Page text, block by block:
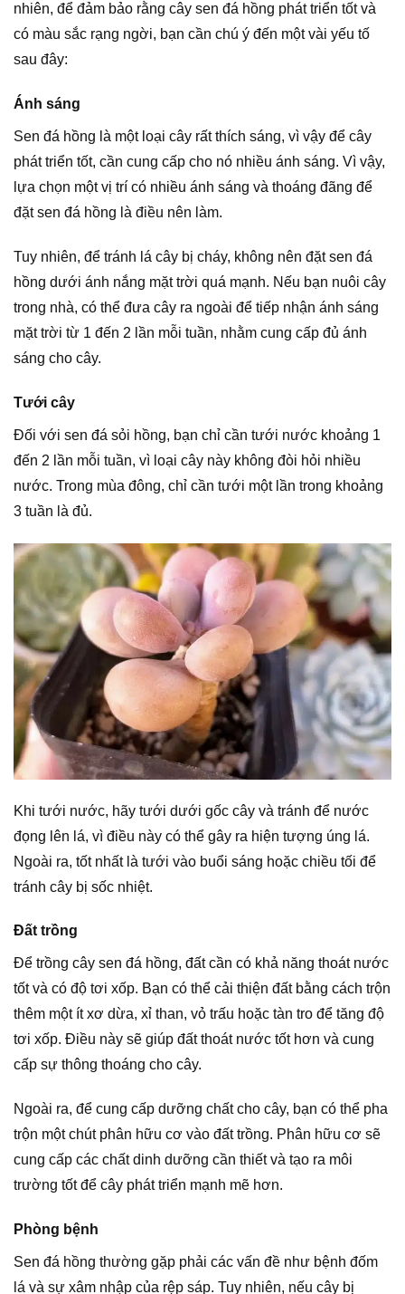
nhiên, để đảm bảo rằng cây sen đá hồng phát triển tốt và
có màu sắc rạng ngời, bạn cần chú ý đến một vài yếu tố
sau đây:
Ánh sáng
Sen đá hồng là một loại cây rất thích sáng, vì vậy để cây
phát triển tốt, cần cung cấp cho nó nhiều ánh sáng. Vì vậy,
lựa chọn một vị trí có nhiều ánh sáng và thoáng đãng để
đặt sen đá hồng là điều nên làm.
Tuy nhiên, để tránh lá cây bị cháy, không nên đặt sen đá
hồng dưới ánh nắng mặt trời quá mạnh. Nếu bạn nuôi cây
trong nhà, có thể đưa cây ra ngoài để tiếp nhận ánh sáng
mặt trời từ 1 đến 2 lần mỗi tuần, nhằm cung cấp đủ ánh
sáng cho cây.
Tưới cây
Đối với sen đá sỏi hồng, bạn chỉ cần tưới nước khoảng 1
đến 2 lần mỗi tuần, vì loại cây này không đòi hỏi nhiều
nước. Trong mùa đông, chỉ cần tưới một lần trong khoảng
3 tuần là đủ.
Khi tưới nước, hãy tưới dưới gốc cây và tránh để nước
đọng lên lá, vì điều này có thể gây ra hiện tượng úng lá.
Ngoài ra, tốt nhất là tưới vào buổi sáng hoặc chiều tối để
tránh cây bị sốc nhiệt.
Đất trồng
Để trồng cây sen đá hồng, đất cần có khả năng thoát nước
tốt và có độ tơi xốp. Bạn có thể cải thiện đất bằng cách trộn
thêm một ít xơ dừa, xỉ than, vỏ trấu hoặc tàn tro để tăng độ
tơi xốp. Điều này sẽ giúp đất thoát nước tốt hơn và cung
cấp sự thông thoáng cho cây.
Ngoài ra, để cung cấp dưỡng chất cho cây, bạn có thể pha
trộn một chút phân hữu cơ vào đất trồng. Phân hữu cơ sẽ
cung cấp các chất dinh dưỡng cần thiết và tạo ra môi
trường tốt để cây phát triển mạnh mẽ hơn.
Phòng bệnh
Sen đá hồng thường gặp phải các vấn đề như bệnh đốm
lá và sự xâm nhập của rệp sáp. Tuy nhiên, nếu cây bị